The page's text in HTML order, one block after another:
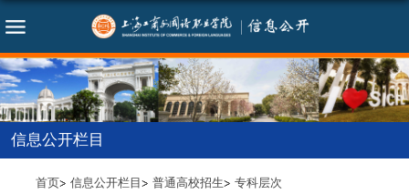
信息公开栏目
首页 信息公开栏目 普通高校招生 专科层次